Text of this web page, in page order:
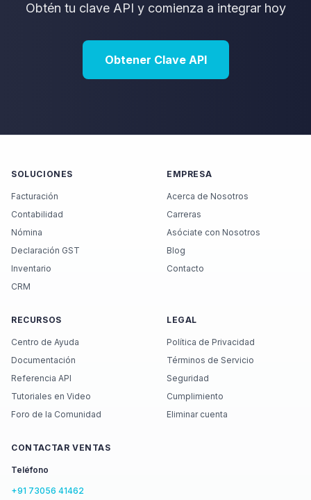
Obtén tu clave API y comienza a integrar hoy
Obtener Clave API
SOLUCIONES
Facturación
Contabilidad
Nómina
Declaración GST
Inventario
CRM
EMPRESA
Acerca de Nosotros
Carreras
Asóciate con Nosotros
Blog
Contacto
RECURSOS
Centro de Ayuda
Documentación
Referencia API
Tutoriales en Video
Foro de la Comunidad
LEGAL
Política de Privacidad
Términos de Servicio
Seguridad
Cumplimiento
Eliminar cuenta
CONTACTAR VENTAS
Teléfono
+91 73056 41462